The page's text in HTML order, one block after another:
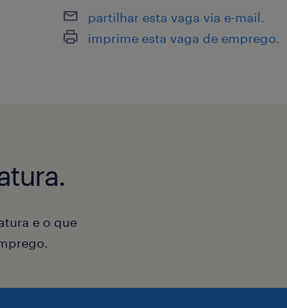
Premio de Assiduidade = 48€
pessoas com as mais diversas
partilhar esta vaga via e-mail.
imprime esta vaga de emprego.
e o que